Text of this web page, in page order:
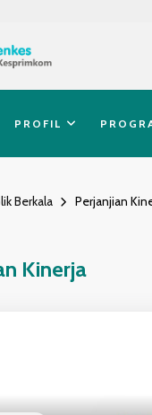
PROFIL
Berkala Perjanjian
Kinerja